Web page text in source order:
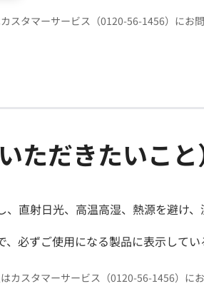
スタマーサービス（0120-56-1456）にお問
ただきたいこと
直射日光、高温高湿、熱源を避け
必ずご使用になる製品に表示してい
カスタマーサービス（0120-56-1456）にお